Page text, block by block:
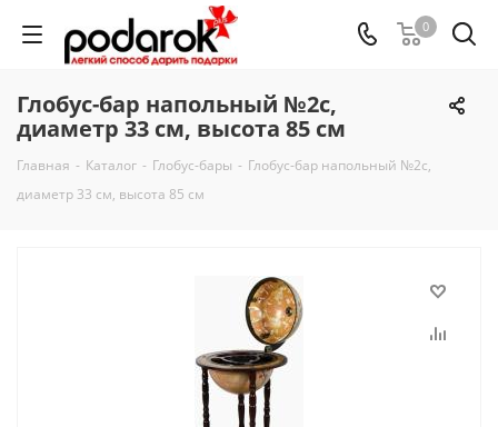
0
Глобус-бар напольный №2c,
диаметр 33 см, высота 85 см
Главная - Каталог - Глобус-бары - Глобус-бар напольный №2c,
диаметр 33 см, высота 85 см